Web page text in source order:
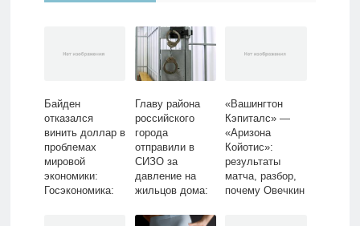
Байден
отказался
винить доллар в
проблемах
мировой
экономики:
Госэкономика:
Главу района
российского
города
отправили в
СИЗО за
давление на
жильцов дома:
суд: Силовые
«Вашингтон
Кэпиталc» —
«Аризона
Койотис»:
результаты
матча, разбор,
почему Овечкин